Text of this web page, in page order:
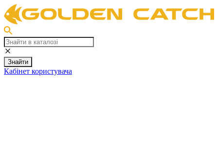
Знайти
Кабінет користувача